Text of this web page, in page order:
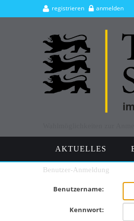
registrieren anmelden
AKTUELLES
Angemeldeten Benutzern
einem Benutzernamen und
Benutzer-Anmeldung
Benutzername:
Kennwort: